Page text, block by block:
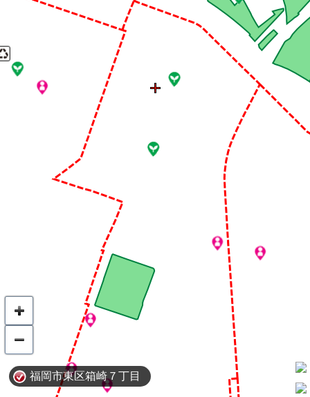
福岡市東区箱崎７丁目